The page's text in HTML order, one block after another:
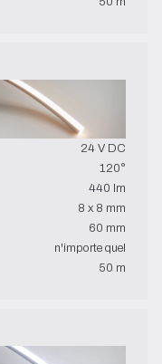
24 V DC
120°
440 lm
8 x 8 mm
60 mm
n'importe quel
50 m